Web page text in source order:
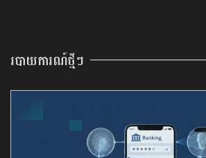
របាយការណ៍ថ្មីៗ